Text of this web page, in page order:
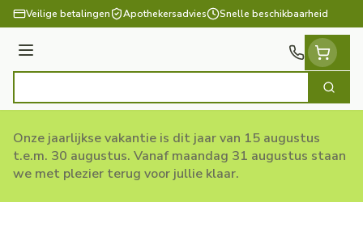
Ga naar de inhoud
Veilige betalingen Apothekersadvies Snelle beschikbaarheid
Menu
Zoek
Onze jaarlijkse vakantie is dit jaar van 15 augustus
t.e.m. 30 augustus. Vanaf maandag 31 augustus staan
we met plezier terug voor jullie klaar.